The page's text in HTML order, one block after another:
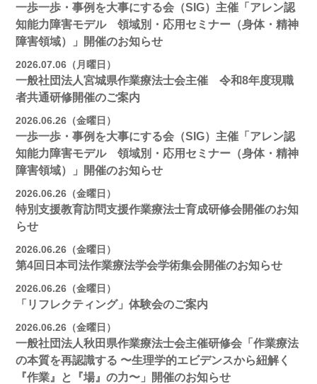
一歩一歩・事例を大事にする会（SIG）主催「アレン認
知能力障害モデル 領域別・応用セミナー（身体・精神
障害領域）」開催のお知らせ
2026.07.06（月曜日）
一般社団法人宮城県作業療法士会主催 令和8年度現職
者共通研修開催のご案内
2026.06.26（金曜日）
一歩一歩・事例を大事にする会（SIG）主催「アレン認
知能力障害モデル 領域別・応用セミナー（身体・精神
障害領域）」開催のお知らせ
2026.06.26（金曜日）
特別支援教育訪問支援作業療法士育成研修会開催のお知
らせ
2026.06.26（金曜日）
第4回日本司法作業療法学会学術集会開催のお知らせ
2026.06.26（金曜日）
「リフレクティング」体験会のご案内
2026.06.26（金曜日）
一般社団法人秋田県作業療法士会主催研修会「作業療法
の本質を再認識する 〜生理学的エビデンスから紐解く
『作業』と『場』の力〜」開催のお知らせ